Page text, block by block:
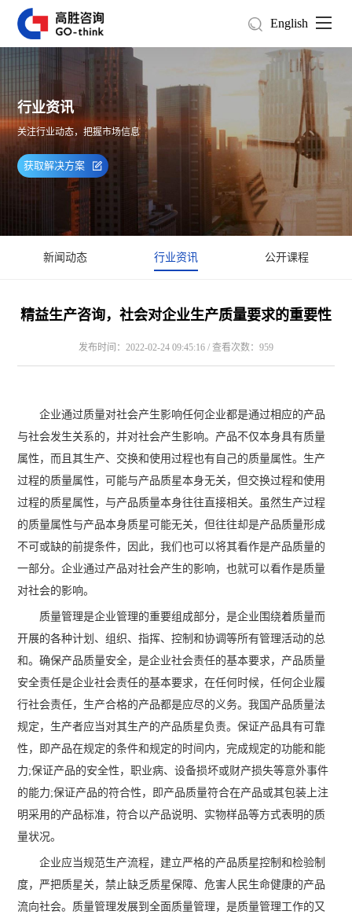
English
行业资讯
关注行业动态，把握市场信息
获取解决方案
新闻动态 行业资讯 公开课程
精益生产咨询，社会对企业生产质量要求的重要性
发布时间：2022-02-24 09:45:16 / 查看次数：959
企业通过质量对社会产生影响任何企业都是通过相应的产品
与社会发生关系的，并对社会产生影响。产品不仅本身具有质量
属性，而且其生产、交换和使用过程也有自己的质量属性。生产
过程的质量属性，可能与产品质星本身无关，但交换过程和使用
过程的质星属性，与产品质量本身往往直接相关。虽然生产过程
的质量属性与产品本身质星可能无关，但往往却是产品质量形成
不可或缺的前提条件，因此，我们也可以将其看作是产品质量的
一部分。企业通过产品对社会产生的影响，也就可以看作是质量
对社会的影响。
质量管理是企业管理的重要组成部分，是企业围绕着质量而
开展的各种计划、组织、指挥、控制和协调等所有管理活动的总
和。确保产品质量安全，是企业社会责任的基本要求，产品质量
安全责任是企业社会责任的基本要求，在任何时候，任何企业履
行社会责任，生产合格的产品都是应尽的义务。我国产品质量法
规定，生产者应当对其生产的产品质星负责。保证产品具有可靠
性，即产品在规定的条件和规定的时间内，完成规定的功能和能
力;保证产品的安全性，职业病、设备损坏或财产损失等意外事件
的能力;保证产品的符合性，即产品质量符合在产品或其包装上注
明采用的产品标准，符合以产品说明、实物样品等方式表明的质
量状况。
企业应当规范生产流程，建立严格的产品质星控制和检验制
度，严把质星关，禁止缺乏质星保障、危害人民生命健康的产品
流向社会。质量管理发展到全面质量管理，是质量管理工作的又